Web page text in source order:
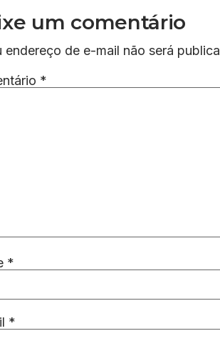
um comentário
endereço de e-mail não será
*
*
*